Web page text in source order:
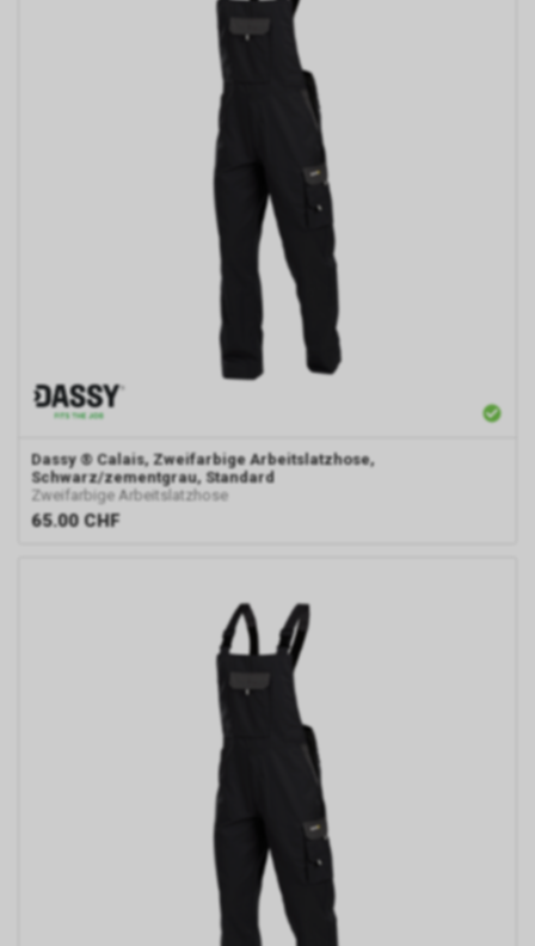
Dassy ® Calais, Zweifarbige Arbeitslatzhose,
Schwarz/zementgrau, Standard
Zweifarbige Arbeitslatzhose
65.00 CHF